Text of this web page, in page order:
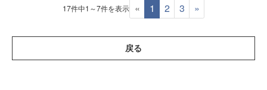
17件中1～7件を表示 « 1 2 3 »
戻る